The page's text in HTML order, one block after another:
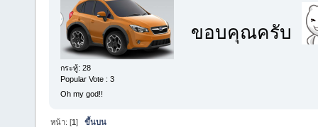
กระทู้: 28
Popular Vote : 3
Oh my god!!
ขอบคุณครับ
หน้า: [1]ขึ้นบน